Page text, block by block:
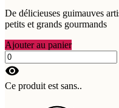
De délicieuses guimauves
petits et grands gourmands
Ajouter au panier
visibility
Ce produit est sans..